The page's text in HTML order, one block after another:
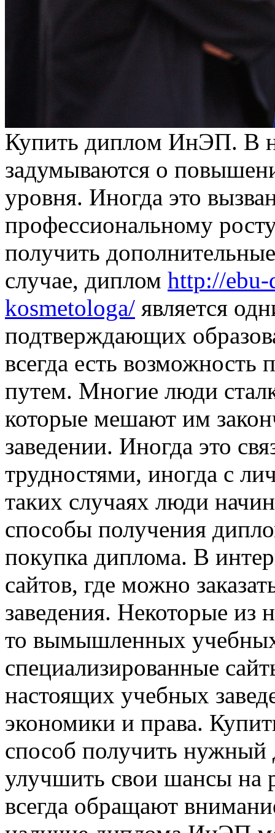
Купить диплoм ИнЭП. В
задумываются о
уровня. Иногда это
профессиональному
получить
случае, диплом http://
kosmetologa/ является
подтверждающих
всегда есть
путем. Многие люди
которые мешают им
заведении. Иногда это
трудностями, иногда с
таких случаях люди
способы получения
покупка диплома. В
сайтов, где можно
заведения. Некоторые из
то вымышленных
специализированные
настоящих учебных
экономики и права.
способ получить нужный
улучшить свои шансы на
всегда обращают